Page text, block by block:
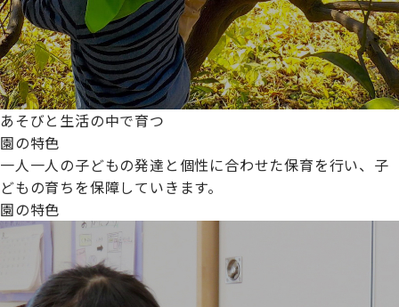
あそびと生活の中で育つ
園の特色
一人一人の子どもの発達と個性に合わせた保育を行い、子
どもの育ちを保障していきます。
園の特色